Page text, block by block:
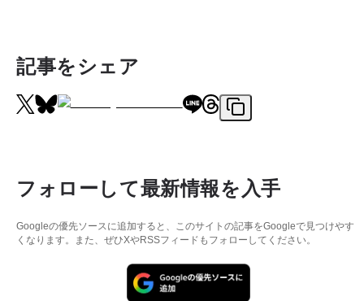
記事をシェア
フォローして最新情報を入手
Googleの優先ソースに追加すると、このサイトの記事をGoogleで見つけやす
くなります。また、ぜひXやRSSフィードもフォローしてください。